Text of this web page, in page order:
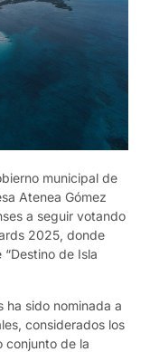
municipal de
Atenea Gómez
a seguir votando
2025, donde
de Isla
ha sido nominada a
considerados los
conjunto de la